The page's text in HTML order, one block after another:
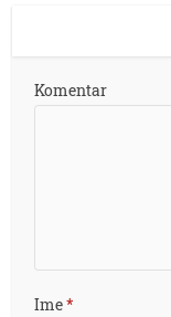
Komentar
Ime*